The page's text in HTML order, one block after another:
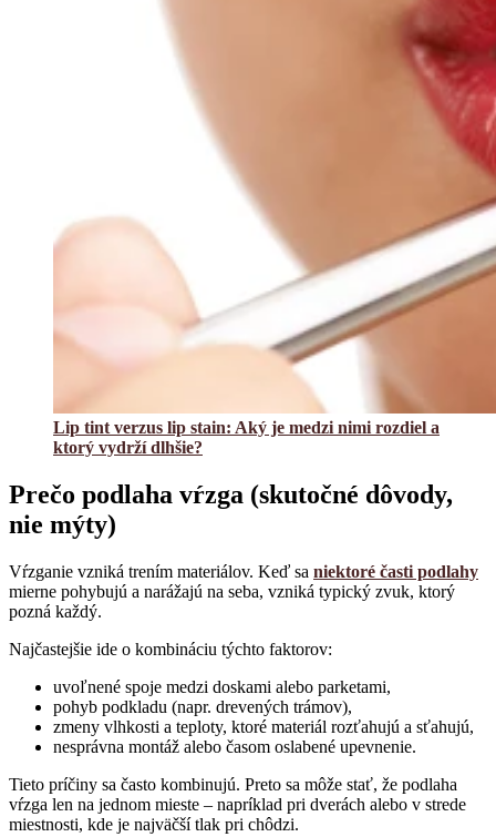
Lip tint verzus lip stain: Aký je medzi nimi rozdiel a
ktorý vydrží dlhšie?
Prečo podlaha vŕzga (skutočné dôvody,
nie mýty)
Vŕzganie vzniká trením materiálov. Keď sa niektoré časti podlahy
mierne pohybujú a narážajú na seba, vzniká typický zvuk, ktorý
pozná každý.
Najčastejšie ide o kombináciu týchto faktorov:
uvoľnené spoje medzi doskami alebo parketami,
pohyb podkladu (napr. drevených trámov),
zmeny vlhkosti a teploty, ktoré materiál rozťahujú a sťahujú,
nesprávna montáž alebo časom oslabené upevnenie.
Tieto príčiny sa často kombinujú. Preto sa môže stať, že podlaha
vŕzga len na jednom mieste – napríklad pri dverách alebo v strede
miestnosti, kde je najväčší tlak pri chôdzi.